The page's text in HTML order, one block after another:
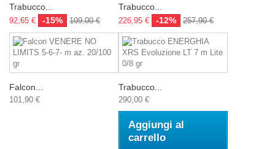
Trabucco...
92,65 € -15% 109,00 €
Trabucco...
226,95 € -12% 257,90 €
Falcon...
101,90 €
Trabucco...
290,00 €
Aggiungi al
carrello